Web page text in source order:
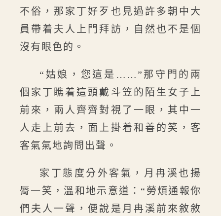
不俗，那家丁好歹也見過許多朝中大
員帶着夫人上門拜訪，自然也不是個
沒有眼色的。
“姑娘，您這是……”那守門的兩
個家丁瞧着這頭戴斗笠的陌生女子上
前來，兩人齊齊對視了一眼，其中一
人走上前去，面上掛着和善的笑，客
客氣氣地詢問出聲。
家丁態度分外客氣，月冉溪也揚
脣一笑，溫和地示意道：“勞煩通報你
們夫人一聲，便說是月冉溪前來敘敘